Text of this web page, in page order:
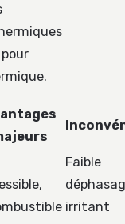
Faible
irritant